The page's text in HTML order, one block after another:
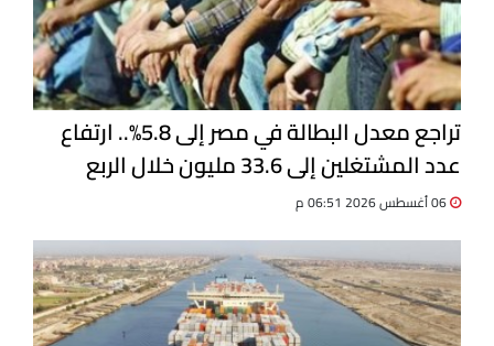
تراجع معدل البطالة في مصر إلى 5.8%.. ارتفاع
عدد المشتغلين إلى 33.6 مليون خلال الربع
الثاني 2026